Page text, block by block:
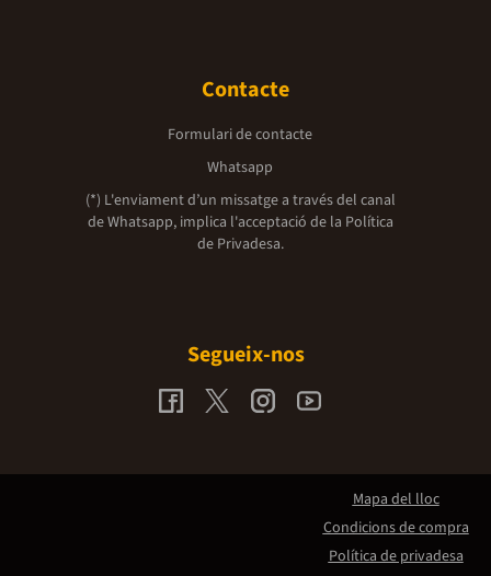
Contacte
Formulari de contacte
Whatsapp
(*) L'enviament d’un missatge a través del canal
de Whatsapp, implica l'acceptació de la Política
de Privadesa.
Segueix-nos
Mapa del lloc
Condicions de compra
Política de privadesa